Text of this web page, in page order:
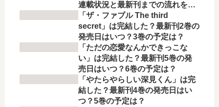
連載状況と最新刊までの流れを徹
底解説
「ザ・ファブル The third
secret」は完結した？最新刊2巻の
発売日はいつ？3巻の予定は？
「ただの恋愛なんかできっこな
い」は完結した？最新刊5巻の発
売日はいつ？6巻の予定は？
「やたらやらしい深見くん」は完
結した？最新刊4巻の発売日はい
つ？5巻の予定は？